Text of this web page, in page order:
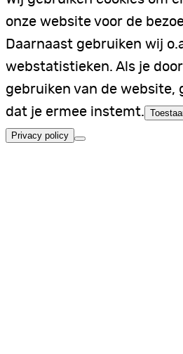
onze website voor de
Daarnaast gebruiken wij
webstatistieken. Als je
gebruiken van de website,
dat je ermee instemt.
Privacy policy